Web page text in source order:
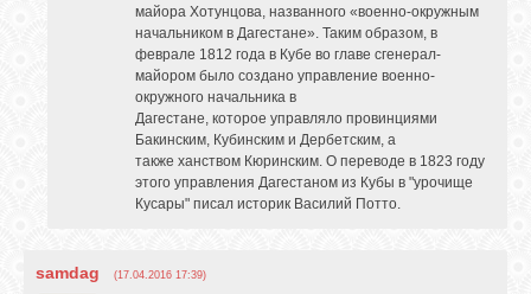
майора Хотунцова, названного «военно-окружным
начальником в Дагестане». Таким образом, в
феврале 1812 года в Кубе во главе сгенерал-
майором было создано управление военно-
окружного начальника в
Дагестане, которое управляло провинциями
Бакинским, Кубинским и Дербетским, а
также ханством Кюринским. О переводе в 1823 году
этого управления Дагестаном из Кубы в "урочище
Кусары" писал историк Василий Потто.
samdag (17.04.2016 17:39)